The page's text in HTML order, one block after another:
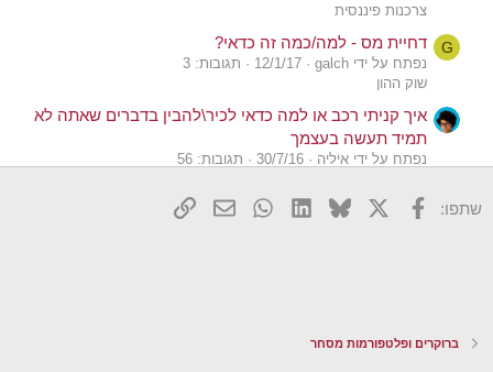
צרכנות פיננסית
G דחיית מס - למה/כמה זה כדאי?
נפתח על ידי galch 12/1/17
תגובות: 3
שוק ההון
איך קניתי רכב או למה כדאי לכיר\להבין בדברים שאתה לא
תמיד תעשה בעצמך
נפתח על ידי איליה 30/7/16
תגובות: 56
גניבה לאור היום או למה כדאי להיות אחראי על הכסף
שוק ההון
שתפו: פייסבוק
X
Bluesky
LinkedIn
WhatsApp
דואר אלקטרוני
הוסף קישור
ברוקרים ופלטפורמות מסחר